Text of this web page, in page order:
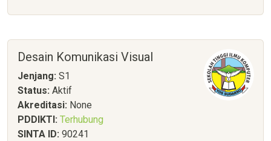
Desain Komunikasi Visual
Jenjang: S1
Status: Aktif
Akreditasi: None
PDDIKTI: Terhubung
SINTA ID: 90241